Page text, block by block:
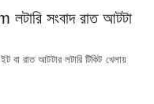
সংবাদ রাত আটটা
রাত আটটার লটারি টিকিট খেলায়